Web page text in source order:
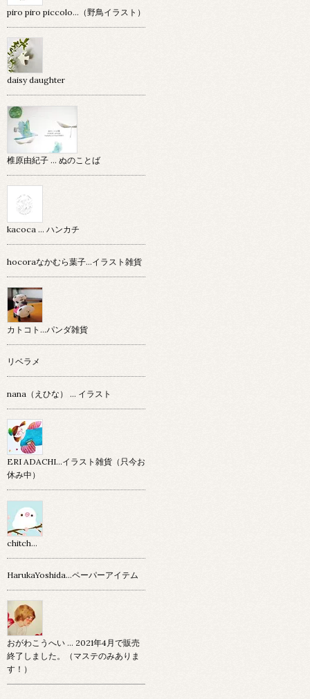
piro piro piccolo…（野鳥イラスト）
daisy daughter
椎原由紀子 ... ぬのことば
kacoca ... ハンカチ
hocoraなかむら葉子…イラスト雑貨
カトコト…パンダ雑貨
リベラメ
nana（えひな） … イラスト
ERI ADACHI...イラスト雑貨（只今お
休み中）
chitch…
HarukaYoshida…ペーパーアイテム
おがわこうへい … 2021年4月で販売
終了しました。（マステのみありま
す！）